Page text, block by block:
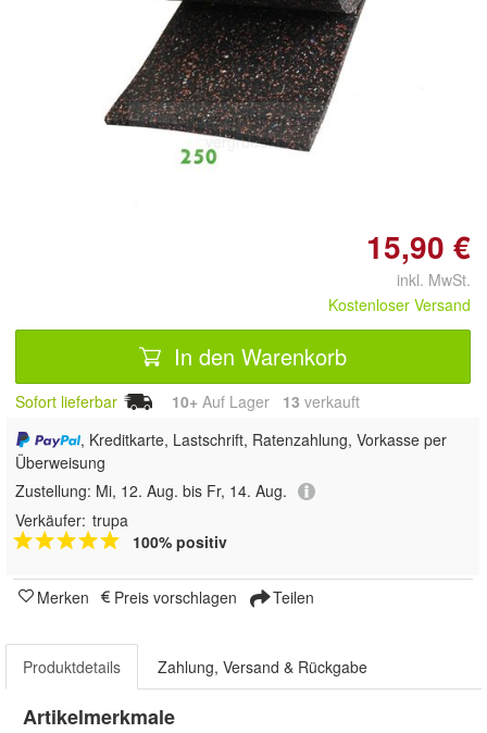
Doppelt antippen zum
vergrößern
15,90 €
inkl. MwSt.
Kostenloser Versand
In den Warenkorb
Sofort lieferbar 10+ Auf Lager 13 verkauft
, Kreditkarte, Lastschrift, Ratenzahlung, Vorkasse per
Überweisung
Zustellung: Mi, 12. Aug. bis Fr, 14. Aug.
Verkäufer: trupa
100% positiv
Merken Preis vorschlagen Teilen
Produktdetails Zahlung, Versand & Rückgabe
Artikelmerkmale